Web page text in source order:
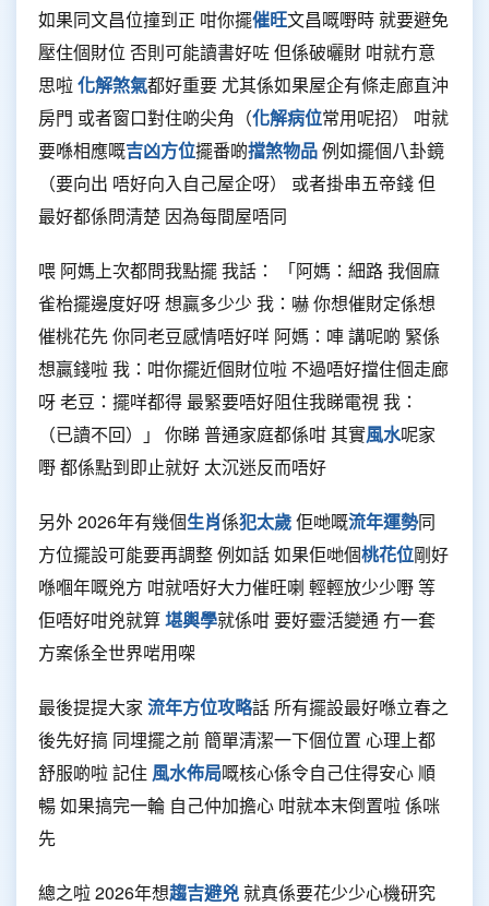
如果同文昌位撞到正 咁你擺催旺文昌嘅嘢時 就要避免
壓住個財位 否則可能讀書好咗 但係破曬財 咁就冇意
思啦化解煞氣都好重要 尤其係如果屋企有條走廊直沖
房門 或者窗口對住啲尖角（化解病位常用呢招） 咁就
要喺相應嘅吉凶方位擺番啲擋煞物品例如擺個八卦鏡
（要向出 唔好向入自己屋企呀） 或者掛串五帝錢 但
最好都係問清楚 因為每間屋唔同
喂 阿媽上次都問我點擺 我話： 「阿媽：細路 我個麻
雀枱擺邊度好呀 想贏多少少 我：嚇 你想催財定係想
催桃花先 你同老豆感情唔好咩 阿媽：唓 講呢啲 緊係
想贏錢啦 我：咁你擺近個財位啦 不過唔好擋住個走廊
呀 老豆：擺咩都得 最緊要唔好阻住我睇電視 我：
（已讀不回）」 你睇 普通家庭都係咁 其實風水呢家
嘢 都係點到即止就好 太沉迷反而唔好
另外 2026年有幾個生肖係犯太歲佢哋嘅流年運勢同
方位擺設可能要再調整 例如話 如果佢哋個桃花位剛好
喺嗰年嘅兇方 咁就唔好大力催旺喇 輕輕放少少嘢 等
佢唔好咁兇就算堪輿學就係咁 要好靈活變通 冇一套
方案係全世界啱用㗎
最後提提大家 流年方位攻略話 所有擺設最好喺立春之
後先好搞 同埋擺之前 簡單清潔一下個位置 心理上都
舒服啲啦 記住 風水佈局嘅核心係令自己住得安心 順
暢 如果搞完一輪 自己仲加擔心 咁就本末倒置啦 係咪
先
總之啦 2026年想趨吉避兇就真係要花少少心機研究